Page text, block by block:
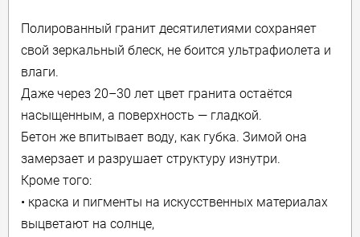
Полированный гранит десятилетиями сохраняет
свой зеркальный блеск, не боится ультрафиолета и
влаги.
Даже через 20–30 лет цвет гранита остаётся
насыщенным, а поверхность — гладкой.
Бетон же впитывает воду, как губка. Зимой она
замерзает и разрушает структуру изнутри.
Кроме того:
• краска и пигменты на искусственных материалах
выцветают на солнце,